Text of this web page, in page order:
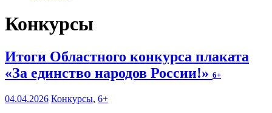
Конкурсы
Итоги Областного конкурса плаката
«За единство народов России!» 6+
04.04.2026 Конкурсы, 6+